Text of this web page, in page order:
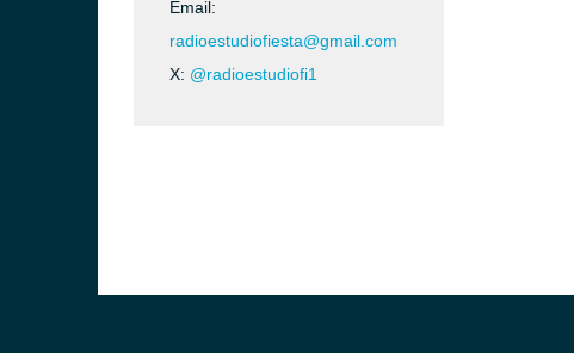
Email:
radioestudiofiesta@gmail.com
X: @radioestudiofi1